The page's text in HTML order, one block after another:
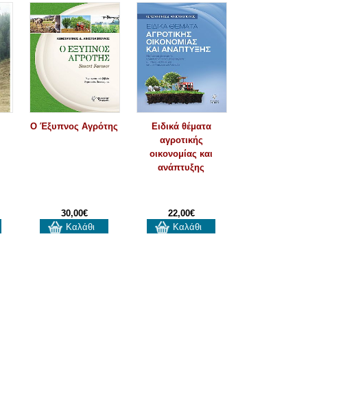
Ο Έξυπνος Αγρότης
30,00€
Καλάθι
Ειδικά θέματα
αγροτικής
οικονομίας και
ανάπτυξης
22,00€
Καλάθι